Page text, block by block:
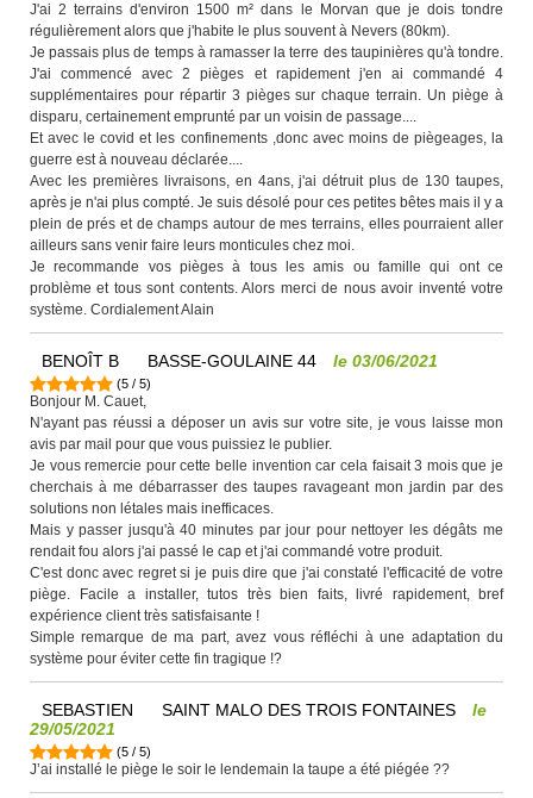
J'ai 2 terrains d'environ 1500 m² dans le Morvan que je dois tondre
régulièrement alors que j'habite le plus souvent à Nevers (80km).
Je passais plus de temps à ramasser la terre des taupinières qu'à tondre.
J'ai commencé avec 2 pièges et rapidement j'en ai commandé 4
supplémentaires pour répartir 3 pièges sur chaque terrain. Un piège à
disparu, certainement emprunté par un voisin de passage....
Et avec le covid et les confinements ,donc avec moins de piègeages, la
guerre est à nouveau déclarée....
Avec les premières livraisons, en 4ans, j'ai détruit plus de 130 taupes,
après je n'ai plus compté. Je suis désolé pour ces petites bêtes mais il y a
plein de prés et de champs autour de mes terrains, elles pourraient aller
ailleurs sans venir faire leurs monticules chez moi.
Je recommande vos pièges à tous les amis ou famille qui ont ce
problème et tous sont contents. Alors merci de nous avoir inventé votre
système. Cordialement Alain
BENOÎT B BASSE-GOULAINE 44 le 03/06/2021
(5 / 5)
Bonjour M. Cauet,
N'ayant pas réussi a déposer un avis sur votre site, je vous laisse mon
avis par mail pour que vous puissiez le publier.
Je vous remercie pour cette belle invention car cela faisait 3 mois que je
cherchais à me débarrasser des taupes ravageant mon jardin par des
solutions non létales mais inefficaces.
Mais y passer jusqu'à 40 minutes par jour pour nettoyer les dégâts me
rendait fou alors j'ai passé le cap et j'ai commandé votre produit.
C'est donc avec regret si je puis dire que j'ai constaté l'efficacité de votre
piège. Facile a installer, tutos très bien faits, livré rapidement, bref
expérience client très satisfaisante !
Simple remarque de ma part, avez vous réfléchi à une adaptation du
système pour éviter cette fin tragique !?
SEBASTIEN SAINT MALO DES TROIS FONTAINES
le
29/05/2021
(5 / 5)
J’ai installé le piège le soir le lendemain la taupe a été piégée ??